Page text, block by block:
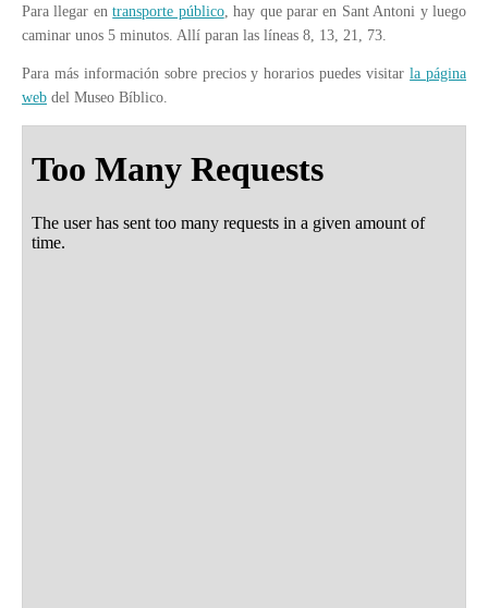
Para llegar entransporte público, hay que parar en Sant Antoni y luego
caminar unos 5 minutos. Allí paran las líneas 8, 13, 21, 73.
Para más información sobre precios y horarios puedes visitarla página
web del Museo Bíblico.